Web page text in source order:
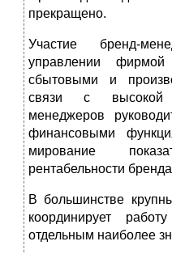
прекращено.
Участие бренд-
управлении
сбытовыми и
связи с высокой
менеджеров
финансовыми
мирование
рентабельности
В большинстве
координиру­ет
отдельным наиболее